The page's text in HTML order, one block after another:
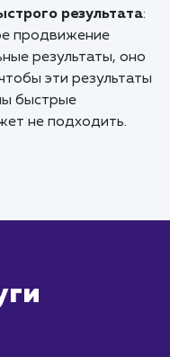
целостный
обеспечить
в своих
комплексное
целостный
продвижение
и малые